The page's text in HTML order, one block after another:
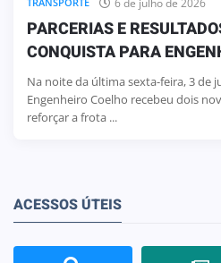
PARCERIAS E
CONQUISTA PARA
Na noite da última sexta-feira, 3 de
Engenheiro Coelho recebeu dois
reforçar a frota ...
ACESSOS ÚTEIS